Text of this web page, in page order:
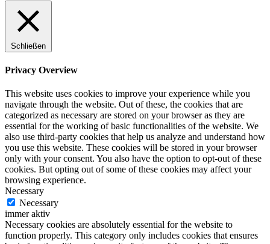
Schließen
Privacy Overview
This website uses cookies to improve your experience while you
navigate through the website. Out of these, the cookies that are
categorized as necessary are stored on your browser as they are
essential for the working of basic functionalities of the website. We
also use third-party cookies that help us analyze and understand how
you use this website. These cookies will be stored in your browser
only with your consent. You also have the option to opt-out of these
cookies. But opting out of some of these cookies may affect your
browsing experience.
Necessary
Necessary
immer aktiv
Necessary cookies are absolutely essential for the website to
function properly. This category only includes cookies that ensures